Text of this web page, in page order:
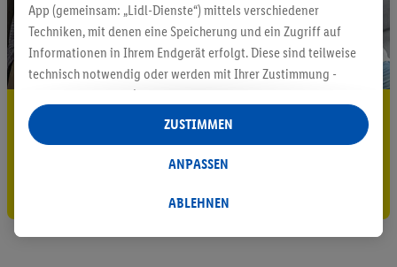
5.95 € Versand sparen³²ᵃ
Jetzt zum Newsletter anmelden
App (gemeinsam: „Lidl-Dienste“) mittels verschiedener
Techniken, mit denen eine Speicherung und ein Zugriff auf
Informationen in Ihrem Endgerät erfolgt. Diese sind teilweise
technisch notwendig oder werden mit Ihrer Zustimmung -
auch durch Partner (u.a.
Verantwortliche; im Zusammenhang mit dem IAB TCF
insgesamt
Statistik-Erstellung oder für personalisierte Werbung
Datenverarbeitungen für personalisierte Werbung werden
ABLEHNEN
ANPASSEN
ZUSTIMMEN